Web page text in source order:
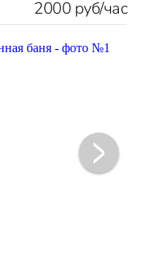
2000 руб/час